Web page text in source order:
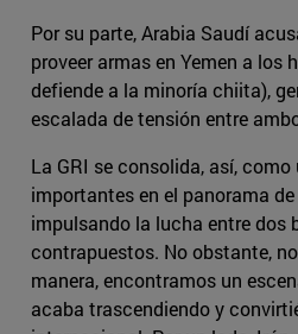
Por su parte, Arabia Saudí
proveer armas en Yemen a los
defiende a la minoría chiita),
escalada de tensión entre
La GRI se consolida, así,
importantes en el panorama
impulsando la lucha entre dos
contrapuestos. No obstante,
manera, encontramos un
acaba trascendiendo y